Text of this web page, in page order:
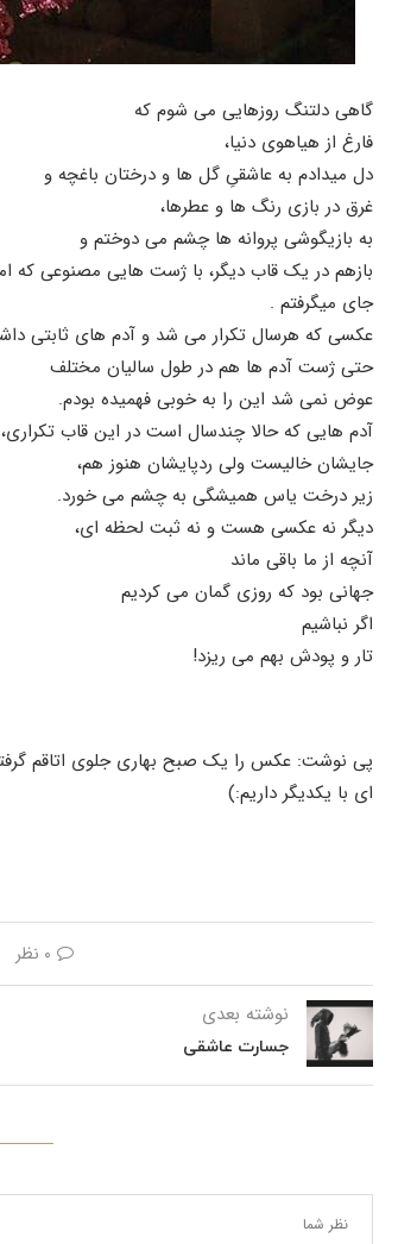
گاهی دلتنگ روزهایی می شوم که
فارغ از هیاهوی دنیا،
دل میدادم به عاشقیِ گل ها و درختان باغچه و
غرق در بازی رنگ ها و عطرها،
به بازیگوشی پروانه ها چشم می دوختم و
بازهم در یک قاب دیگر، با ژست هایی مصنوعی که
جای میگرفتم .
عکسی که هرسال تکرار می شد و آدم های ثابتی
حتی ژست آدم ها هم در طول سالیان مختلف
عوض نمی شد این را به خوبی فهمیده بودم.
آدم هایی که حالا چندسال است در این قاب تکراری،
جایشان خالیست ولی ردپایشان هنوز هم،
زیر درخت یاس همیشگی به چشم می خورد.
دیگر نه عکسی هست و نه ثبت لحظه ای،
آنچه از ما باقی ماند
جهانی بود که روزی گمان می کردیم
اگر نباشیم
تار و پودش بهم می ریزد!
پی نوشت: عکس را یک صبح بهاری جلوی اتاقم
ای با یکدیگر داریم:)
۰ نظر
نوشته بعدی
جسارت عاشقی